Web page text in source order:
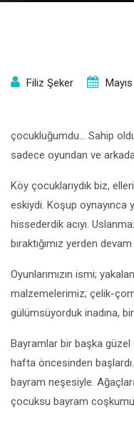
Filiz Şeker
çocukluğumdu… Sahip
sadece oyundan ve
Köy çocuklarıydık biz,
eskiydi. Koşup oynayınca
hissederdik acıyı.
bıraktığımız yerden
Oyunlarımızın ismi;
malzemelerimiz; çelik-
gülümsüyorduk inadına,
Bayramlar bir başka güzel
hafta öncesinden başlardı.
bayram neşesiyle.
çocuksu bayram